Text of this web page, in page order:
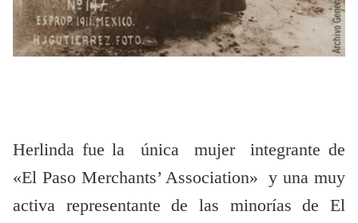
Herlinda fue la única mujer integrante de
«El Paso Merchants’ Association» y una muy
activa representante de las minorías de El